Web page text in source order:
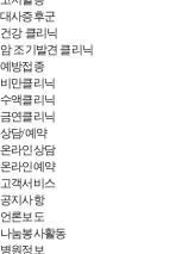
대사증후군
건강 클리닉
암 조기발견 클리닉
예방접종
비만클리닉
수액클리닉
금연클리닉
상담/예약
온라인상담
온라인예약
고객서비스
공지사항
언론보도
나눔봉사활동
병원정보